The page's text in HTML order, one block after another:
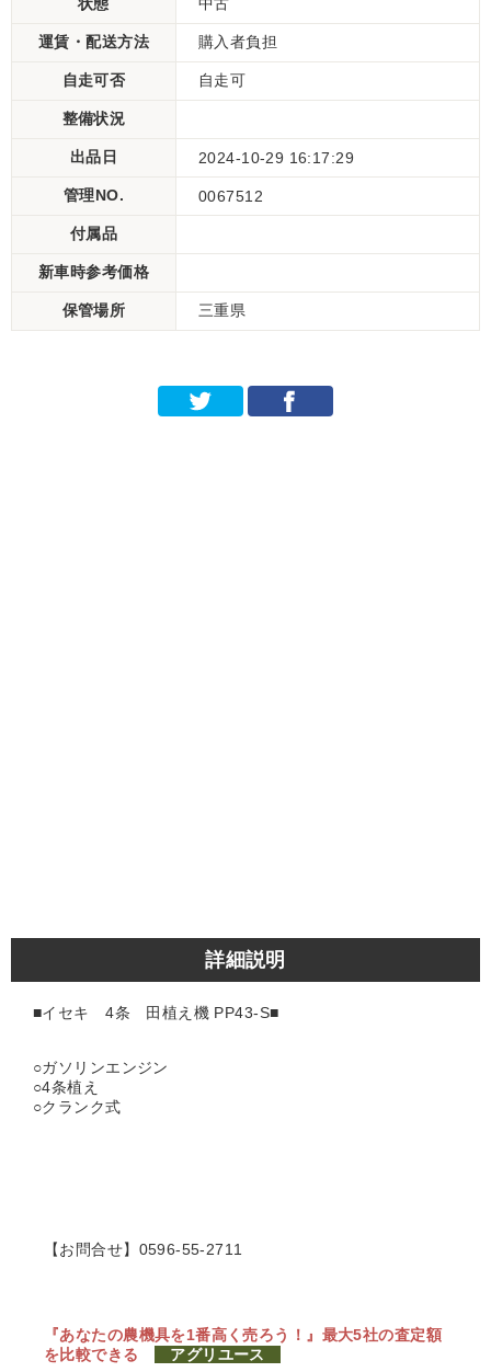
運賃・配送方法 購入者負担
自走可否 自走可
整備状況
出品日 2024-10-29 16:17:29
管理NO. 0067512
付属品
新車時参考価格
保管場所 三重県
詳細説明
■イセキ 4条 田植え機 PP43-S■
○ガソリンエンジン
○4条植え
○クランク式
【お問合せ】0596-55-2711
『あなたの農機具を1番高く売ろう！』 最大5社の査定額
を比較できる
アグリユース